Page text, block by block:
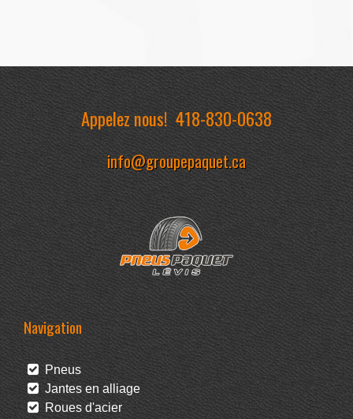
Appelez nous!418-830-0638
info@groupepaquet.ca
Navigation
Pneus
Jantes en alliage
Roues d'acier